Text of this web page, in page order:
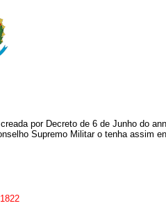
por Decreto de 6 de Junho do
Supremo Militar o tenha assim